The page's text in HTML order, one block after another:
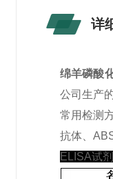
详
绵羊磷酸
公司生产
常用检测
抗体、
ELISA试